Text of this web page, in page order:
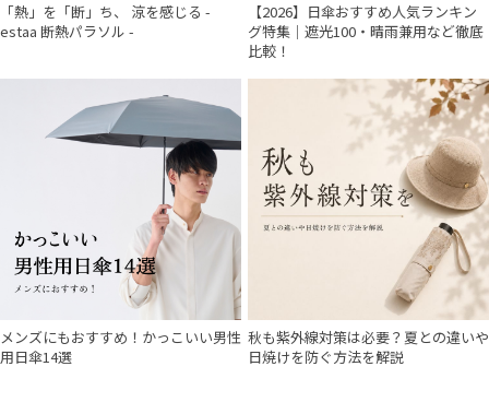
「熱」を「断」ち、 涼を感じる -
estaa 断熱パラソル -
【2026】日傘おすすめ人気ランキン
グ特集｜遮光100・晴雨兼用など徹底
比較！
メンズにもおすすめ！かっこいい男性
用日傘14選
秋も紫外線対策は必要？夏との違いや
日焼けを防ぐ方法を解説